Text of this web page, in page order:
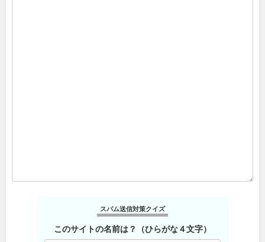
スパム送信対策クイズ
このサイトの名前は？（ひらがな４文字）